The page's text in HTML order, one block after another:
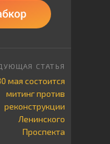
мая состоится
митинг против
реконструкции
Ленинского
Проспекта